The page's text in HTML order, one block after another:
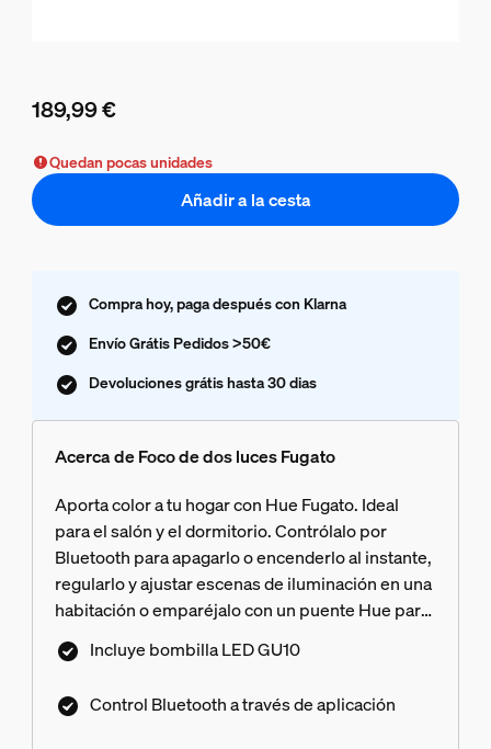
189,99 €
Quedan pocas unidades
Añadir a la cesta
Compra hoy, paga después con Klarna
Envío Grátis Pedidos >50€
Devoluciones grátis hasta 30 dias
Acerca de Foco de dos luces Fugato
Aporta color a tu hogar con Hue Fugato. Ideal
para el salón y el dormitorio. Contrólalo por
Bluetooth para apagarlo o encenderlo al instante,
regularlo y ajustar escenas de iluminación en una
habitación o emparéjalo con un puente Hue para
disfrutar de toda una variedad de funciones.
Incluye bombilla LED GU10
Control Bluetooth a través de aplicación